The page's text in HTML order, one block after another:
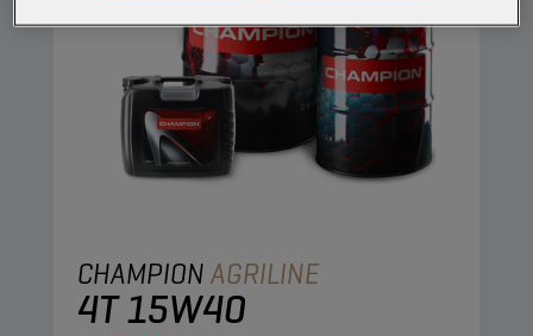
CHAMPIONAGRILINE
4T 15W40